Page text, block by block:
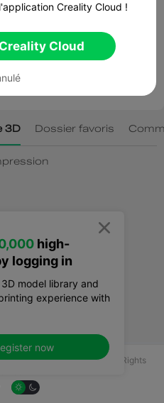
3D Technology Co., Ltd All Rights
high-
logging in
model library and
experience with
now

Creality Cloud !
Cloud